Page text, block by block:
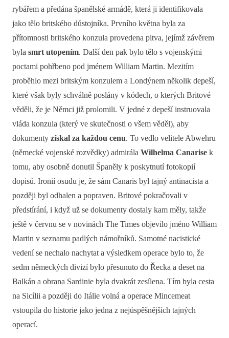
rybářem a předána španělské armádě, která ji identifikovala
jako tělo britského důstojníka. Prvního května byla za
přítomnosti britského konzula provedena pitva, jejímž závěrem
byla smrt utopením. Další den pak bylo tělo s vojenskými
poctami pohřbeno pod jménem William Martin. Mezitím
proběhlo mezi britským konzulem a Londýnem několik depeší,
které však byly schválně poslány v kódech, o kterých Britové
věděli, že je Němci již prolomili. V jedné z depeší instruovala
vláda konzula (který ve skutečnosti o všem věděl), aby
dokumenty získal za každou cenu. To vedlo velitele Abwehru
(německé vojenské rozvědky) admirála Wilhelma Canarise k
tomu, aby osobně donutil Španěly k poskytnutí fotokopií
dopisů. Ironií osudu je, že sám Canaris byl tajný antinacista a
později byl odhalen a popraven. Britové pokračovali v
předstírání, i když už se dokumenty dostaly kam měly, takže
ještě v červnu se v novinách The Times objevilo jméno William
Martin v seznamu padlých námořníků. Samotné nacistické
vedení se nechalo nachytat a výsledkem operace bylo to, že
sedm německých divizí bylo přesunuto do Řecka a deset na
Balkán a obrana Sardinie byla dvakrát zesílena. Tím byla cesta
na Sicílii a později do Itálie volná a operace Mincemeat
vstoupila do historie jako jedna z nejúspěšnějších tajných
operací.